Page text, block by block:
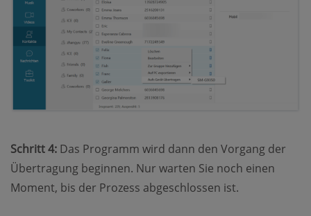
Schritt 4: Das Programm wird dann den Vorgang der
Übertragung beginnen. Nur warten Sie noch einen
Moment, bis der Prozess abgeschlossen ist.